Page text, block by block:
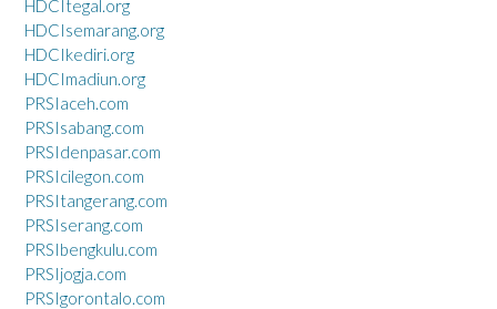
HDCItegal.org
HDCIsemarang.org
HDCIkediri.org
HDCImadiun.org
PRSIaceh.com
PRSIsabang.com
PRSIdenpasar.com
PRSIcilegon.com
PRSItangerang.com
PRSIserang.com
PRSIbengkulu.com
PRSIjogja.com
PRSIgorontalo.com